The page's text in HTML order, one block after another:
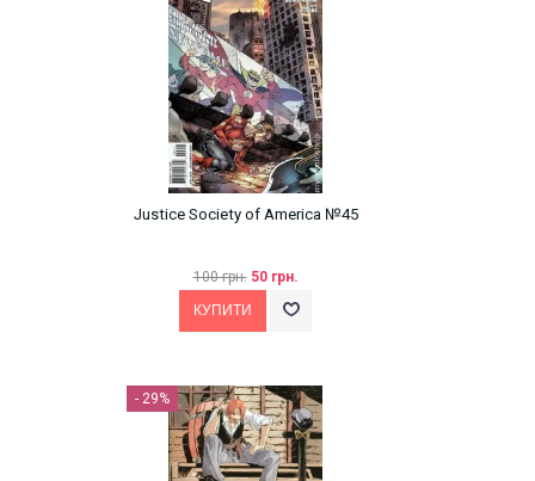
Justice Society of America №45
100 грн. 50 грн.
- 29%